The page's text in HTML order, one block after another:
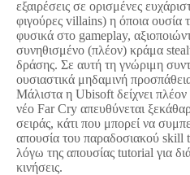
εξαιρέσεις σε ορισμένες
φιγούρες villains) η όποια ουσία
φυσικά στο gameplay,
συνηθισμένο (πλέον) κράμα
δράσης. Σε αυτή τη γνώριμη
ουσιαστικά μηδαμινή
Μάλιστα η Ubisoft δείχνει πλέον
νέο Far Cry απευθύνεται
σειράς, κάτι που μπορεί να
απουσία του παραδοσιακού skill
λόγω της απουσίας tutorial για
κινήσεις.